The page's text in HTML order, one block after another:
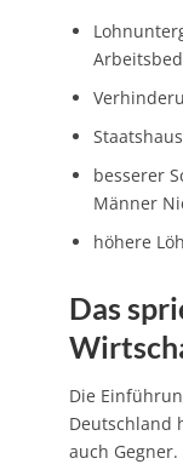
besserer
Männer
höhere
Das
Die
Deutschland
auch